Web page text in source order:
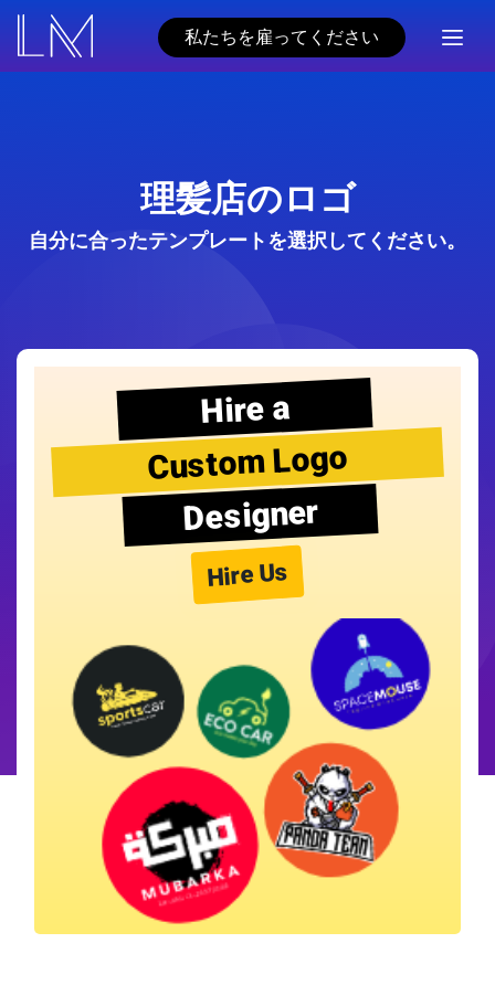
私たちを雇ってください
理髪店のロゴ
自分に合ったテンプレートを選択してください。
Hire a
Custom Logo
Designer
Hire Us